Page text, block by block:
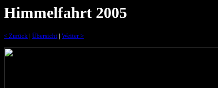
Himmelfahrt 2005
< Zurück | Übersicht | Weiter >